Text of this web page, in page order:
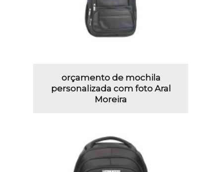
orçamento de mochila
personalizada com foto Aral
Moreira